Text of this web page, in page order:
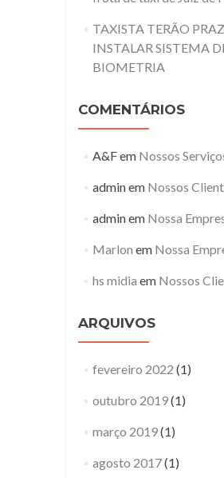
veículos
aumenta
ambiente
TAXISTA TERÃO
INSTALAR SISTEMA
BIOMETRIA
COMENTÁRIOS
A&Fem Nossos
adminem Nossos
adminem Nossa
Marlon em Nossa
hs midia em Nossos
ARQUIVOS
fevereiro 2022 (1)
outubro 2019(1)
março 2019(1)
agosto 2017(1)